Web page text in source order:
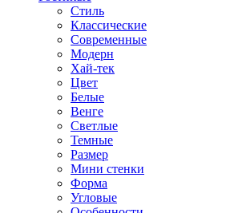
Стиль
Классические
Современные
Модерн
Хай-тек
Цвет
Белые
Венге
Светлые
Темные
Размер
Мини стенки
Форма
Угловые